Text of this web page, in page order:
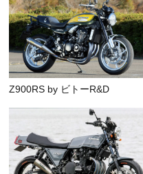
Z900RS by ビトーR&D